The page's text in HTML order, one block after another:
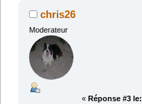
chris26
Moderateur
« Réponse #3 le: